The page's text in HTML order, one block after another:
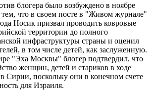
блогера было возбуждено в ноябре
тем, что в своем посте в "Живом журнале"
Носик призвал проводить ковровые
территории до полного
инфраструктуры страны и оценил
в том числе детей, как заслуженную.
"Эха Москвы" блогер подтвердил, что
женщин, детей и стариков в ходе
Сирии, поскольку они в конечном счете
для Израиля.